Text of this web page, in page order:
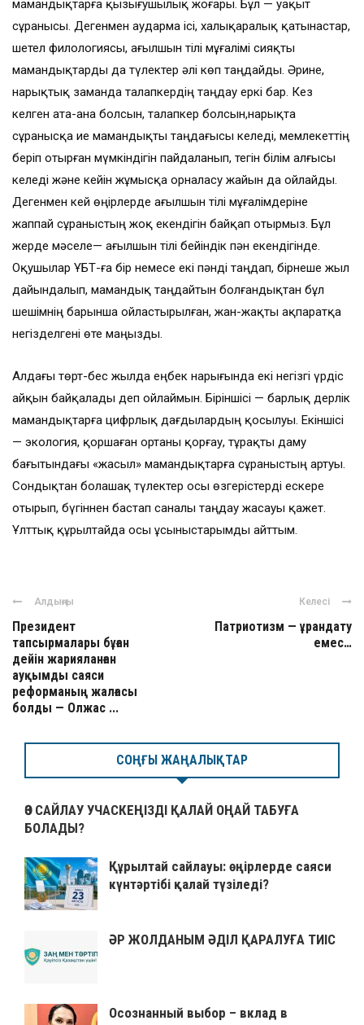
мамандықтарға қызығушылық жоғары. Бұл — уақыт
сұранысы. Дегенмен аударма ісі, халықаралық қатынастар,
шетел филологиясы, ағылшын тілі мұғалімі сияқты
мамандықтарды да түлектер әлі көп таңдайды. Әрине,
нарықтық заманда талапкердің таңдау еркі бар. Кез
келген ата-ана болсын, талапкер болсын,нарықта
сұранысқа ие мамандықты таңдағысы келеді, мемлекеттің
беріп отырған мүмкіндігін пайдаланып, тегін білім алғысы
келеді және кейін жұмысқа орналасу жайын да ойлайды.
Дегенмен кей өңірлерде ағылшын тілі мұғалімдеріне
жаппай сұраныстың жоқ екендігін байқап отырмыз. Бұл
жерде мәселе— ағылшын тілі бейіндік пән екендігінде.
Оқушылар ҰБТ-ға бір немесе екі пәнді таңдап, бірнеше жыл
дайындалып, мамандық таңдайтын болғандықтан бұл
шешімнің барынша ойластырылған, жан-жақты ақпаратқа
негізделгені өте маңызды.
Алдағы төрт-бес жылда еңбек нарығында екі негізгі үрдіс
айқын байқалады деп ойлаймын. Біріншісі — барлық дерлік
мамандықтарға цифрлық дағдылардың қосылуы. Екіншісі
— экология, қоршаған ортаны қорғау, тұрақты даму
бағытындағы «жасыл» мамандықтарға сұраныстың артуы.
Сондықтан болашақ түлектер осы өзгерістерді ескере
отырып, бүгіннен бастап саналы таңдау жасауы қажет.
Ұлттық құрылтайда осы ұсыныстарымды айттым.
Алдыңғы
Президент
тапсырмалары бұған
дейін жарияланған
ауқымды саяси
реформаның жалғасы
болды — Олжас ...
Келесі
Патриотизм — ұрандату
емес…
СОҢҒЫ ЖАҢАЛЫҚТАР
ӨЗ САЙЛАУ УЧАСКЕҢІЗДІ ҚАЛАЙ ОҢАЙ ТАБУҒА
БОЛАДЫ?
Құрылтай сайлауы: өңірлерде саяси
күнтәртібі қалай түзіледі?
ӘР ЖОЛДАНЫМ ӘДІЛ ҚАРАЛУҒА ТИІС
Осознанный выбор – вклад в